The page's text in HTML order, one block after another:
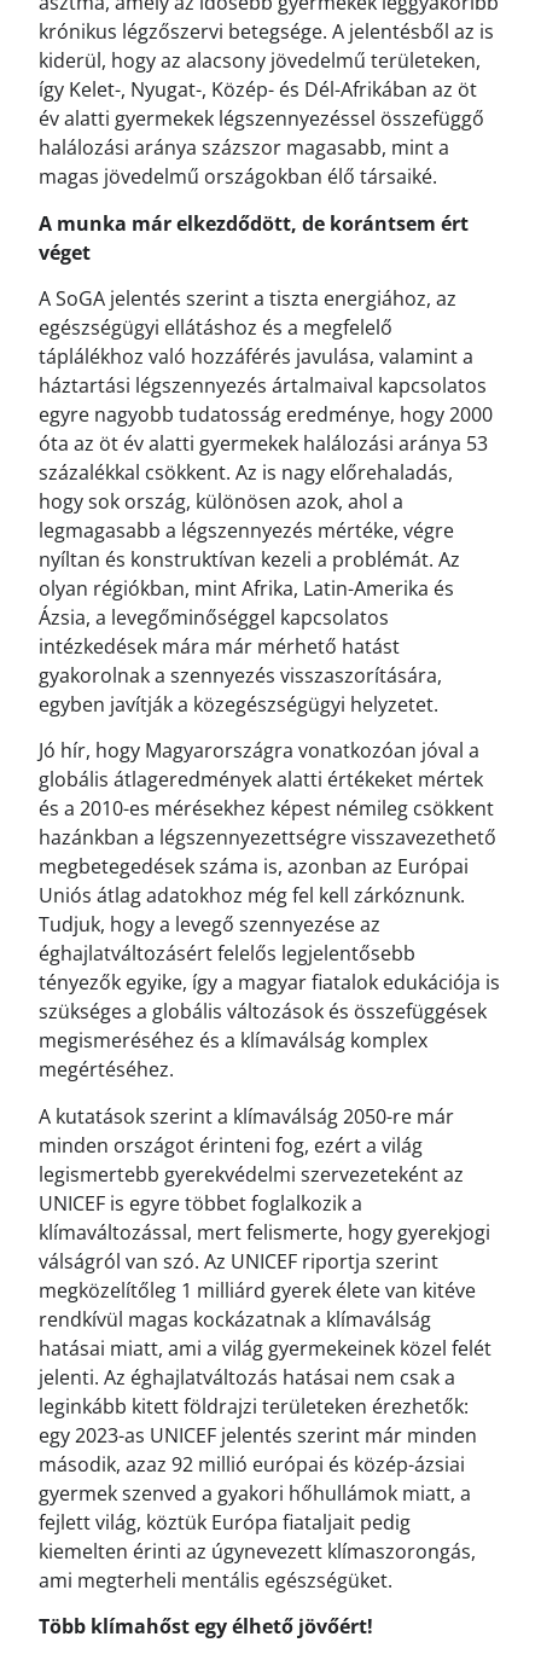
krónikus légzőszervi betegsége. A jelentésből az is
kiderül, hogy az alacsony jövedelmű területeken,
így Kelet-, Nyugat-, Közép- és Dél-Afrikában az öt
év alatti gyermekek légszennyezéssel összefüggő
halálozási aránya százszor magasabb, mint a
magas jövedelmű országokban élő társaiké.
A munka már elkezdődött, de korántsem ért
véget
A SoGA jelentés szerint a tiszta energiához, az
egészségügyi ellátáshoz és a megfelelő
táplálékhoz való hozzáférés javulása, valamint a
háztartási légszennyezés ártalmaival kapcsolatos
egyre nagyobb tudatosság eredménye, hogy 2000
óta az öt év alatti gyermekek halálozási aránya 53
százalékkal csökkent. Az is nagy előrehaladás,
hogy sok ország, különösen azok, ahol a
legmagasabb a légszennyezés mértéke, végre
nyíltan és konstruktívan kezeli a problémát. Az
olyan régiókban, mint Afrika, Latin-Amerika és
Ázsia, a levegőminőséggel kapcsolatos
intézkedések mára már mérhető hatást
gyakorolnak a szennyezés visszaszorítására,
egyben javítják a közegészségügyi helyzetet.
Jó hír, hogy Magyarországra vonatkozóan jóval a
globális átlageredmények alatti értékeket mértek
és a 2010-es mérésekhez képest némileg csökkent
hazánkban a légszennyezettségre visszavezethető
megbetegedések száma is, azonban az Európai
Uniós átlag adatokhoz még fel kell zárkóznunk.
Tudjuk, hogy a levegő szennyezése az
éghajlatváltozásért felelős legjelentősebb
tényezők egyike, így a magyar fiatalok edukációja is
szükséges a globális változások és összefüggések
megismeréséhez és a klímaválság komplex
megértéséhez.
A kutatások szerint a klímaválság 2050-re már
minden országot érinteni fog, ezért a világ
legismertebb gyerekvédelmi szervezeteként az
UNICEF is egyre többet foglalkozik a
klímaváltozással, mert felismerte, hogy gyerekjogi
válságról van szó. Az UNICEF riportja szerint
megközelítőleg 1 milliárd gyerek élete van kitéve
rendkívül magas kockázatnak a klímaválság
hatásai miatt, ami a világ gyermekeinek közel felét
jelenti. Az éghajlatváltozás hatásai nem csak a
leginkább kitett földrajzi területeken érezhetők:
egy 2023-as UNICEF jelentés szerint már minden
második, azaz 92 millió európai és közép-ázsiai
gyermek szenved a gyakori hőhullámok miatt, a
fejlett világ, köztük Európa fiataljait pedig
kiemelten érinti az úgynevezett klímaszorongás,
ami megterheli mentális egészségüket.
Több klímahőst egy élhető jövőért!